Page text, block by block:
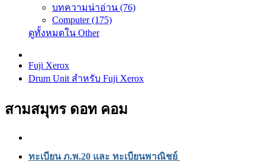
บทความน่าอ่าน (76)
Computer (175)
ดูทั้งหมดใน Other
Fuji Xerox
Drum Unit สำหรับ Fuji Xerox
สามสมุทร ดอท คอม
ทะเบียน ภ.พ.20 และ ทะเบียนพาณิชย์